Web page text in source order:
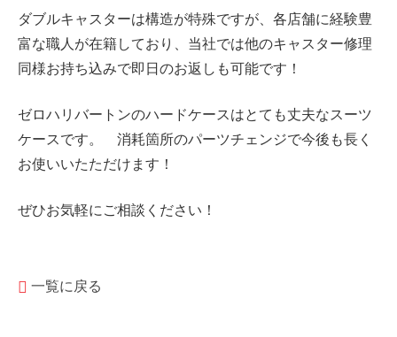
ダブルキャスターは構造が特殊ですが、各店舗に経験豊
富な職人が在籍しており、当社では他のキャスター修理
同様お持ち込みで即日のお返しも可能です！
ゼロハリバートンのハードケースはとても丈夫なスーツ
ケースです。 消耗箇所のパーツチェンジで今後も長く
お使いいたただけます！
ぜひお気軽にご相談ください！
一覧に戻る